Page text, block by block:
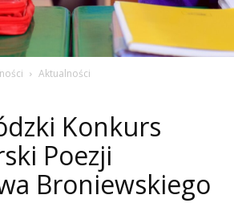
Aktualności
Konkurs
Poezji
Broniewskiego